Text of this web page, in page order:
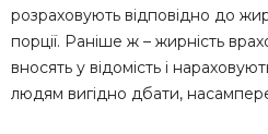
розраховують відповідно до
порції. Раніше ж – жирність
вносять у відомість і
людям вигідно дбати,